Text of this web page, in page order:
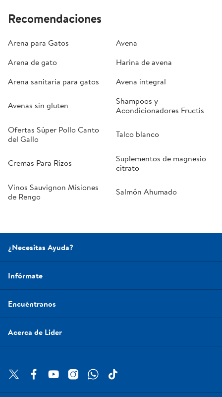
Recomendaciones
Arena para Gatos
Avena
Arena de gato
Harina de avena
Arena sanitaria para gatos
Avena integral
Avenas sin gluten
Shampoos y
Acondicionadores Fructis
Ofertas Súper Pollo Canto
del Gallo
Talco blanco
Cremas Para Rizos
Suplementos de magnesio
citrato
Vinos Sauvignon Misiones
de Rengo
Salmón Ahumado
¿Necesitas Ayuda?
Infórmate
Encuéntranos
Acerca de Lider